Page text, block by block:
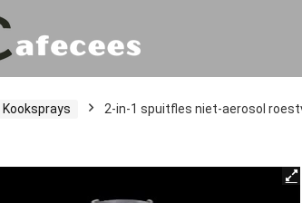
Kooksprays
2-in-1 spuitfles niet-aerosol